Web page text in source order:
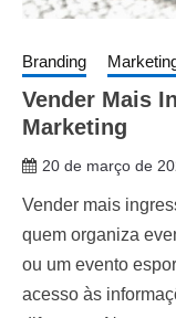
Branding
Vender Mais
Marketing
20 de março de
Vender mais
quem organiza
ou um evento
acesso às